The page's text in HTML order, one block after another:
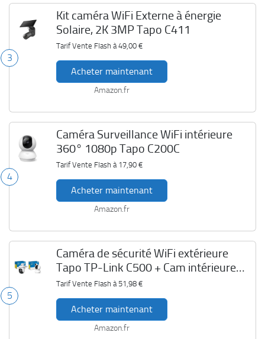
3
Kit caméra WiFi Externe à énergie
Solaire, 2K 3MP Tapo C411
Tarif Vente Flash à49,00 €
Acheter maintenant
Amazon.fr
4
Caméra Surveillance WiFi intérieure
360° 1080p Tapo C200C
Tarif Vente Flash à 17,90 €
Acheter maintenant
Amazon.fr
5
Caméra de sécurité WiFi extérieure
Tapo TP-Link C500 + Cam intérieure
Tapo C200
Tarif Vente Flash à 51,98 €
Acheter maintenant
Amazon.fr